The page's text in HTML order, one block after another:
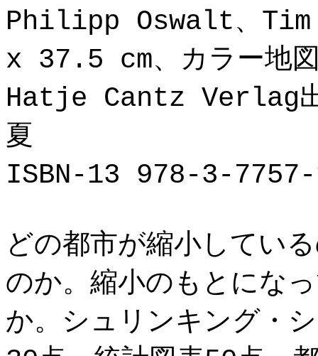
Philipp Oswalt、Tim
x 37.5 cm、カラー地
Hatje Cantz Verlag
夏
ISBN-13 978-3-
どの都市が縮小してい
のか。縮小のもとにな
か。シュリンキング・